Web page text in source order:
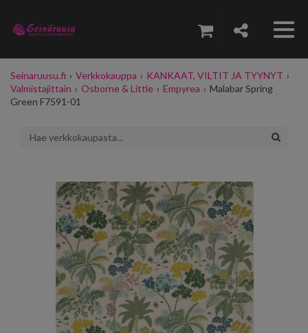
Seinaruusu.fi › Verkkokauppa › KANKAAT, VILTIT JA TYYNYT ›
Valmistajittain › Osborne & Little › Empyrea › Malabar Spring
Green F7591-01